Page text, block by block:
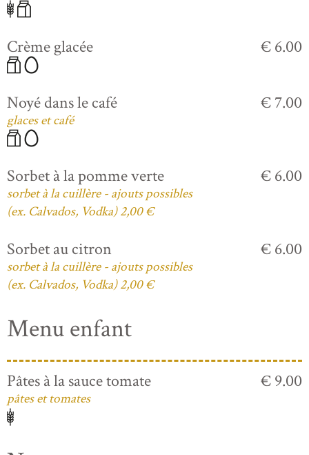
Crème glacée € 6.00
Noyé dans le café
glaces et café
€ 7.00
Sorbet à la pomme verte
sorbet à la cuillère - ajouts possibles
(ex. Calvados, Vodka) 2,00 €
€ 6.00
Sorbet au citron
sorbet à la cuillère - ajouts possibles
(ex. Calvados, Vodka) 2,00 €
€ 6.00
Menu enfant
Pâtes à la sauce tomate
pâtes et tomates
€ 9.00